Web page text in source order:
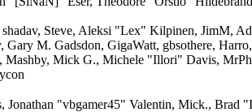
Steve, Aleksi "Lex" Kilpinen, JimM,
Gary M. Gadsdon, GigaWatt, gbsothere,
Mick G., Michele "Illori" Davis,
Jonathan "vbgamer45" Valentin, Mick.,